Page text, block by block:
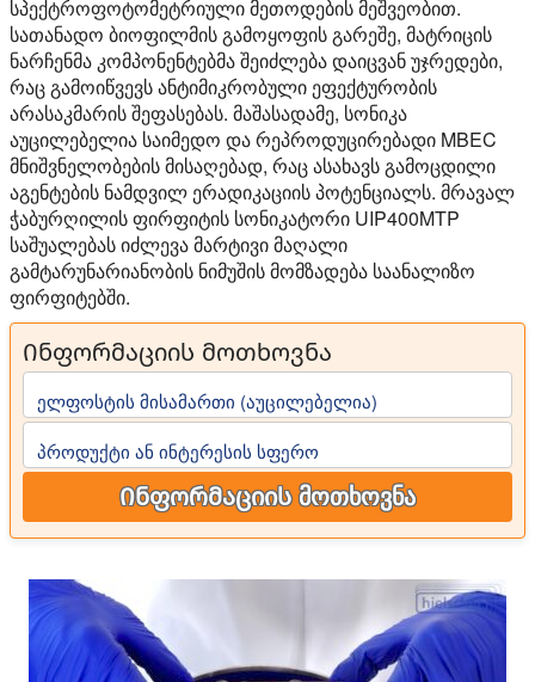
სპექტროფოტომეტრიული მეთოდების მეშვეობით.
სათანადო ბიოფილმის გამოყოფის გარეშე, მატრიცის
ნარჩენმა კომპონენტებმა შეიძლება დაიცვან უჯრედები,
რაც გამოიწვევს ანტიმიკრობული ეფექტურობის
არასაკმარის შეფასებას. მაშასადამე, სონიკა
აუცილებელია საიმედო და რეპროდუცირებადი MBEC
მნიშვნელობების მისაღებად, რაც ასახავს გამოცდილი
აგენტების ნამდვილ ერადიკაციის პოტენციალს. მრავალ
ჭაბურღილის ფირფიტის სონიკატორი UIP400MTP
საშუალებას იძლევა მარტივი მაღალი
გამტარუნარიანობის ნიმუშის მომზადება საანალიზო
ფირფიტებში.
Ინფორმაციის მოთხოვნა
ელფოსტის მისამართი (აუცილებელია)
პროდუქტი ან ინტერესის სფერო
Ინფორმაციის მოთხოვნა